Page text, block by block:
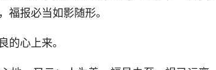
福报必当如影随形。
的心上来。